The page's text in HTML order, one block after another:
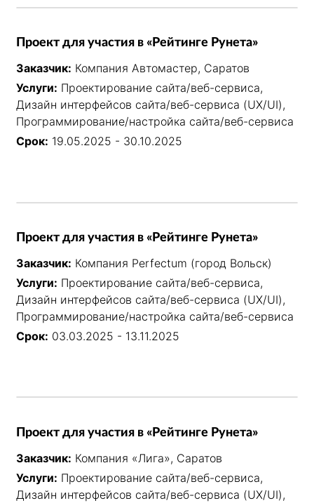
Проект для участия в «Рейтинге Рунета»
Заказчик: Компания Автомастер, Саратов
Услуги: Проектирование сайта/веб-сервиса,
Дизайн интерфейсов сайта/веб-сервиса (UX/UI),
Программирование/настройка сайта/веб-сервиса
Срок: 19.05.2025 - 30.10.2025
Проект для участия в «Рейтинге Рунета»
Заказчик: Компания Perfectum (город Вольск)
Услуги: Проектирование сайта/веб-сервиса,
Дизайн интерфейсов сайта/веб-сервиса (UX/UI),
Программирование/настройка сайта/веб-сервиса
Срок: 03.03.2025 - 13.11.2025
Проект для участия в «Рейтинге Рунета»
Заказчик: Компания «Лига», Саратов
Услуги: Проектирование сайта/веб-сервиса,
Дизайн интерфейсов сайта/веб-сервиса (UX/UI),